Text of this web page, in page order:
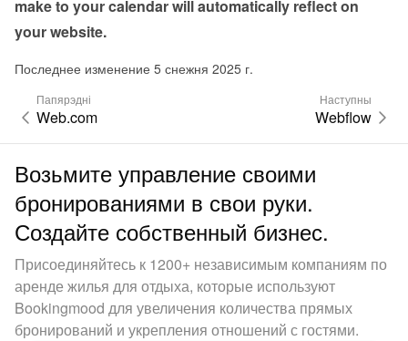
make to your calendar will automatically reflect on
your website.
Последнее изменение 5 снежня 2025 г.
Папярэдні
Web.com
Наступны
Webflow
Возьмите управление своими
бронированиями в свои руки.
Создайте собственный бизнес.
Присоединяйтесь к 1200+ независимым компаниям по
аренде жилья для отдыха, которые используют
Bookingmood для увеличения количества прямых
бронирований и укрепления отношений с гостями.